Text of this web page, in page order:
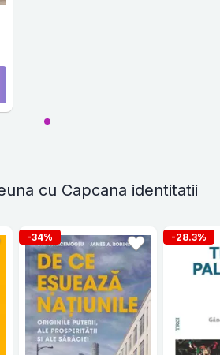
cu Capcana identitatii
-34% -28.3%